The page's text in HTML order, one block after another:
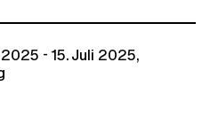
- 15. Juli 2025,